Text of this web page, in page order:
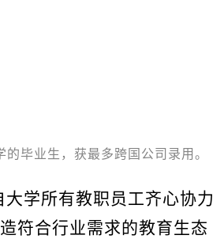
毕业生，获最多跨国公司录用。
大学所有教职员工齐心协力
符合行业需求的教育生态